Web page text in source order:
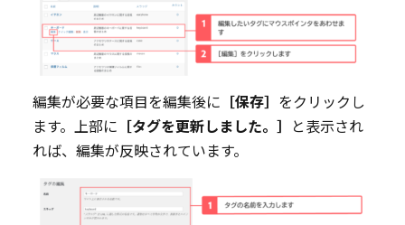
編集が必要な項目を編集後に ［保存］ をクリックし
ます。上部に ［タグを更新しました。］
と表示され
れば、編集が反映されています。